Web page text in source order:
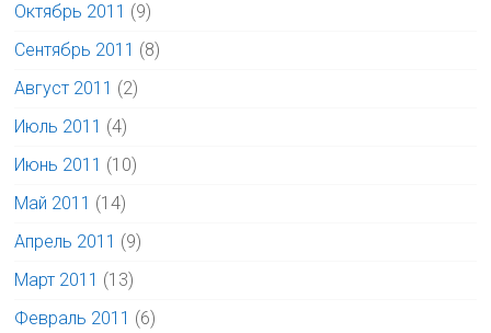
Октябрь 2011 (9)
Сентябрь 2011 (8)
Август 2011 (2)
Июль 2011 (4)
Июнь 2011 (10)
Май 2011 (14)
Апрель 2011 (9)
Март 2011 (13)
Февраль 2011 (6)